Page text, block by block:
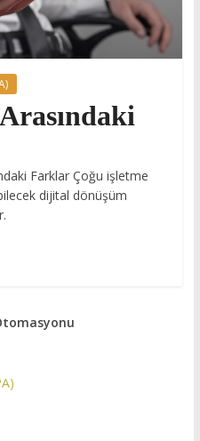
Farklar Çoğu işletme
dijital dönüşüm